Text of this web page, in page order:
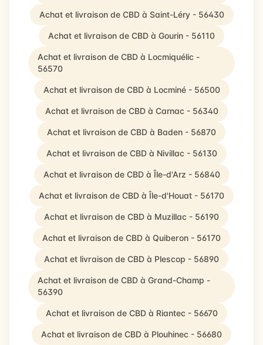
Achat et livraison de CBD à Saint-Léry - 56430
Achat et livraison de CBD à Gourin - 56110
Achat et livraison de CBD à Locmiquélic -
56570
Achat et livraison de CBD à Locminé - 56500
Achat et livraison de CBD à Carnac - 56340
Achat et livraison de CBD à Baden - 56870
Achat et livraison de CBD à Nivillac - 56130
Achat et livraison de CBD à Île-d'Arz - 56840
Achat et livraison de CBD à Île-d'Houat - 56170
Achat et livraison de CBD à Muzillac - 56190
Achat et livraison de CBD à Quiberon - 56170
Achat et livraison de CBD à Plescop - 56890
Achat et livraison de CBD à Grand-Champ -
56390
Achat et livraison de CBD à Riantec - 56670
Achat et livraison de CBD à Plouhinec - 56680